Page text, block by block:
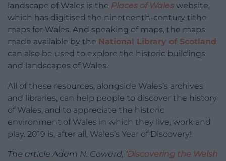
landscape of Wales is the Places of Wales website,
which has digitised the nineteenth-century tithe
maps for Wales. And speaking of maps, the maps
made available by the National Library of Scotland
can also be used to explore the historic buildings
and landscapes of Wales.
All of these resources, alongside Wales’s archives
and libraries, can help people to discover the history
of Wales, and to appreciate the historic
environment of Wales in which they live, work and
play. 2019 is, after all, Wales’s Year of Discovery!
The article Adam N. Coward, ‘Discovering the Welsh